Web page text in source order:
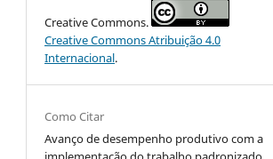
Creative Commons.
Creative Commons Atribuição 4.0
Internacional.
Como Citar
Avanço de desempenho produtivo com a